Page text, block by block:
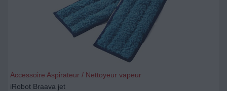
Accessoire Aspirateur / Nettoyeur vapeur
iRobot Braava jet